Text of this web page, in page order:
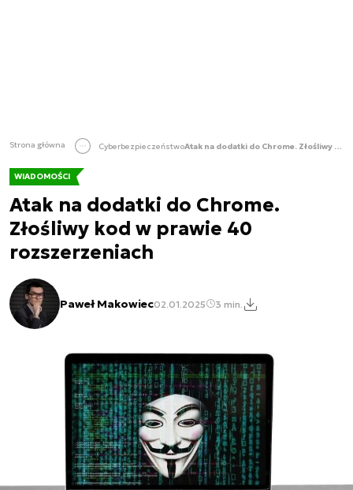
Strona główna Cyberbezpieczeństwo Atak na dodatki do Chrome. Złośliwy kod w prawie 40 rozszerzeniach
WIADOMOŚCI
Atak na dodatki do Chrome.
Złośliwy kod w prawie 40
rozszerzeniach
Paweł Makowiec02.01.2025 3 min.